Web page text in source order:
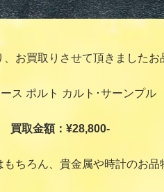
お買取りさせて頂きましたお
ス ポルト カルト･サーン
買取金額：¥28,800-
ちろん、貴金属や時計のお品